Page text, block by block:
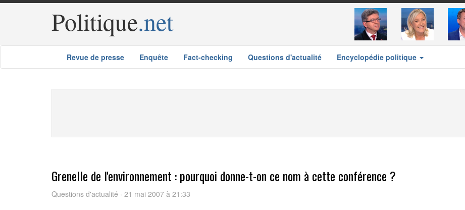
Politique.net
Revue de presse Enquête Fact-checking Questions d'actualité Encyclopédie politique
Grenelle de l'environnement : pourquoi donne-t-on ce nom à cette conférence ?
Questions d'actualité · 21 mai 2007 à 21:33